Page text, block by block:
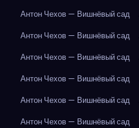
Антон Чехов — Вишнёвый сад
Антон Чехов — Вишнёвый сад
Антон Чехов — Вишнёвый сад
Антон Чехов — Вишнёвый сад
Антон Чехов — Вишнёвый сад
Антон Чехов — Вишнёвый сад